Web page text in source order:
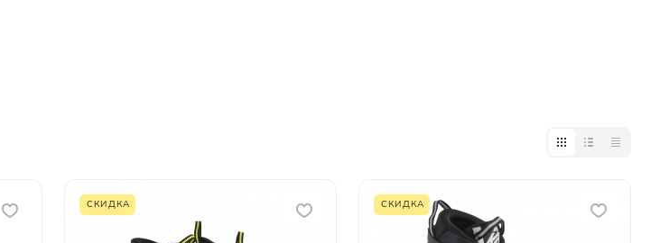
СКИДКА СКИДКА